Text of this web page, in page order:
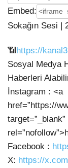
Embed:
Sokağın Sesi |
📶https://
Sosyal Medya
Haberleri
İnstagram : <a
href=”https://
target=”_blank”
Facebook :
X: https://